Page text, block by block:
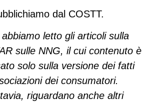
dal COSTT.
letto gli articoli sulla
sulle NNG, il cui contenuto è
solo sulla versione dei fatti
dei consumatori.
riguardano anche altri